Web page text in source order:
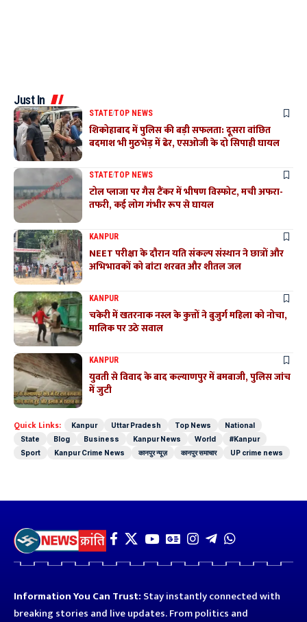
Just In
STATETOP NEWS
शिकोहाबाद में पुलिस की बड़ी सफलता: दूसरा वांछित
बदमाश भी मुठभेड़ में ढेर, एसओजी के दो सिपाही घायल
STATETOP NEWS
टोल प्लाजा पर गैस टैंकर में भीषण विस्फोट, मची अफरा-
तफरी, कई लोग गंभीर रूप से घायल
KANPUR
NEET परीक्षा के दौरान यति संकल्प संस्थान ने छात्रों और
अभिभावकों को बांटा शरबत और शीतल जल
KANPUR
चकेरी में खतरनाक नस्ल के कुत्तों ने बुजुर्ग महिला को नोचा,
मालिक पर उठे सवाल
KANPUR
युवती से विवाद के बाद कल्याणपुर में बमबाजी, पुलिस जांच
में जुटी
Quick Links: Kanpur Uttar Pradesh Top News
National
State
Blog Business Kanpur News World
#Kanpur
Sport
Kanpur Crime News कानपुर न्यूज़ कानपुर समाचार UP crime news
Information You Can Trust: Stay instantly connected with
breaking stories and live updates. From politics and